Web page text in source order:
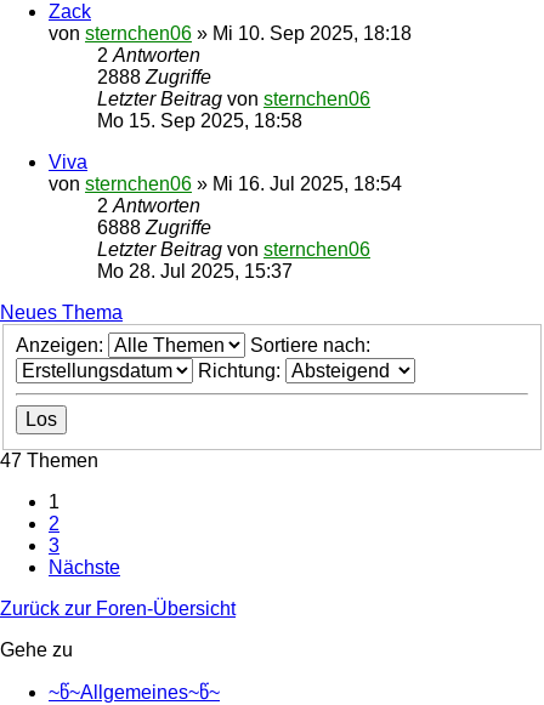
Zack
von sternchen06 » Mi 10. Sep 2025, 18:18
2 Antworten
2888 Zugriffe
Letzter Beitrag von sternchen06
Mo 15. Sep 2025, 18:58
Viva
von sternchen06 » Mi 16. Jul 2025, 18:54
2 Antworten
6888 Zugriffe
Letzter Beitrag von sternchen06
Mo 28. Jul 2025, 15:37
Neues Thema
Anzeigen:
Sortiere nach:
Richtung:
47 Themen
1
2
3
Nächste
Zurück zur Foren-Übersicht
Gehe zu
~წ~Allgemeines~წ~